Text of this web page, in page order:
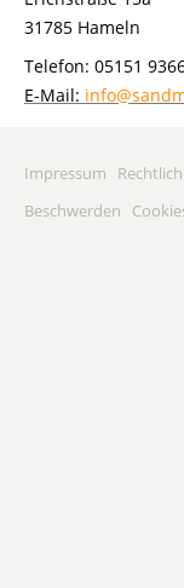
31785 Hameln
Telefon: 05151
E-Mail:
Impressum
Beschwerden